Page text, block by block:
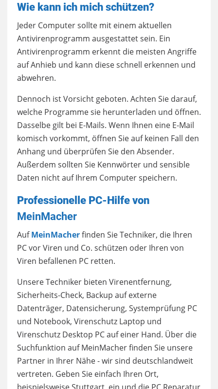
Wie kann ich mich schützen?
Jeder Computer sollte mit einem aktuellen
Antivirenprogramm ausgestattet sein. Ein
Antivirenprogramm erkennt die meisten Angriffe
auf Anhieb und kann diese schnell erkennen und
abwehren.
Dennoch ist Vorsicht geboten. Achten Sie darauf,
welche Programme sie herunterladen und öffnen.
Dasselbe gilt bei E-Mails. Wenn Ihnen eine E-Mail
komisch vorkommt, öffnen Sie auf keinen Fall den
Anhang und überprüfen Sie den Absender.
Außerdem sollten Sie Kennwörter und sensible
Daten nicht auf Ihrem Computer speichern.
Professionelle PC-Hilfe von
MeinMacher
AufMeinMacherfinden Sie Techniker, die Ihren
PC vor Viren und Co. schützen oder Ihren von
Viren befallenen PC retten.
Unsere Techniker bieten Virenentfernung,
Sicherheits-Check, Backup auf externe
Datenträger, Datensicherung, Systemprüfung PC
und Notebook, Virenschutz Laptop und
Virenschutz Desktop PC auf einer Hand. Über die
Suchfunktion auf MeinMacher finden Sie unsere
Partner in Ihrer Nähe - wir sind deutschlandweit
vertreten. Geben Sie einfach Ihren Ort,